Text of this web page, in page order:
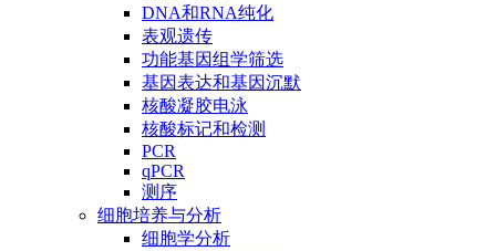
DNA和RNA纯化
表观遗传
功能基因组学筛选
基因表达和基因沉默
核酸凝胶电泳
核酸标记和检测
PCR
qPCR
测序
细胞培养与分析
细胞学分析